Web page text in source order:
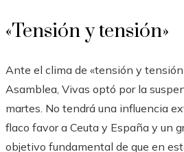
«Tensión y tensión»
Ante el clima de «tensión y
Asamblea, Vivas optó por la
martes. No tendrá una influencia
flaco favor a Ceuta y España y un
objetivo fundamental de que en